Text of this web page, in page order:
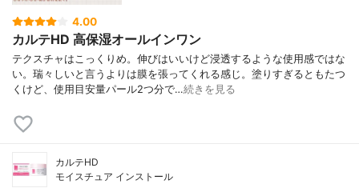
4.00
カルテHD 高保湿オールインワン
テクスチャはこっくりめ。伸びはいいけど浸透するような使用感ではな
い。瑞々しいと言うよりは膜を張ってくれる感じ。塗りすぎるともたつ
くけど、使用目安量パール2つ分で…続きを見る
カルテHD
モイスチュア インストール